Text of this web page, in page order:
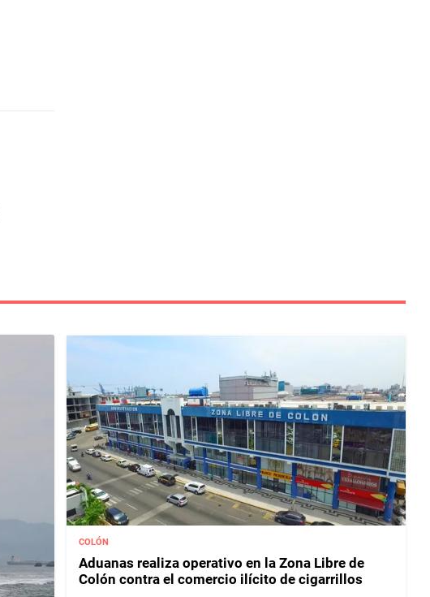
COLÓN
Aduanas realiza operativo en la Zona Libre de
Colón contra el comercio ilícito de cigarrillos